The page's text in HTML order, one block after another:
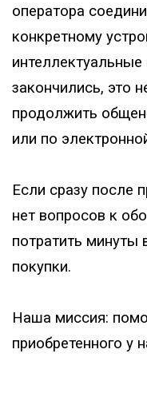
оператора
конкретному
закончились, это
продолжить
или по
Если сразу после
нет вопросов к
потратить минуты
покупки.
Наша миссия:
приобретенного у